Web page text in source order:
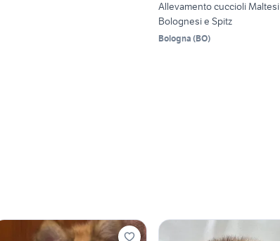
Allevamento cuccioli Maltesi
Bolognesi e Spitz
Bologna (BO)